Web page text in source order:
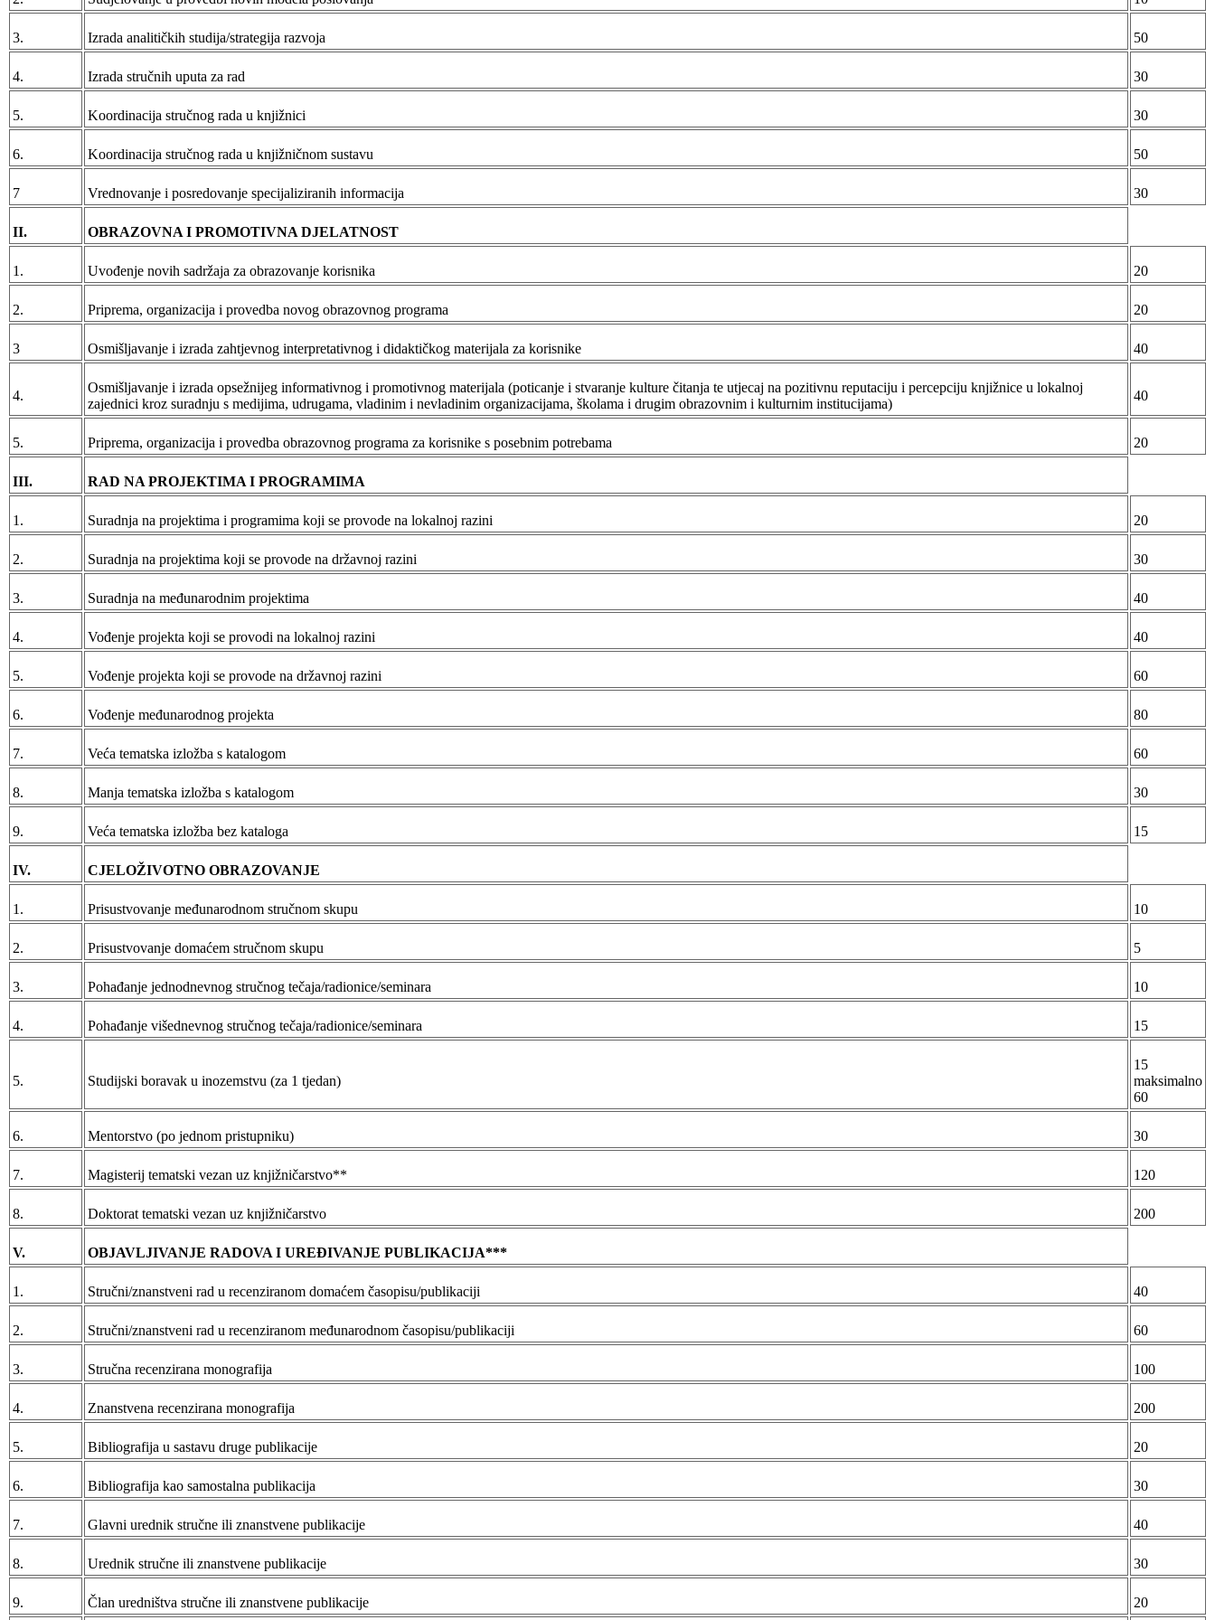
3. Izrada analitičkih studija/strategija razvoja 50
4. Izrada stručnih uputa za rad 30
5. Koordinacija stručnog rada u knjižnici 30
6. Koordinacija stručnog rada u knjižničnom sustavu 50
7 Vrednovanje i posredovanje specijaliziranih informacija 30
II. OBRAZOVNA I PROMOTIVNA DJELATNOST
1. Uvođenje novih sadržaja za obrazovanje korisnika 20
2. Priprema, organizacija i provedba novog obrazovnog programa 20
3 Osmišljavanje i izrada zahtjevnog interpretativnog i didaktičkog materijala za korisnike 40
4.
Osmišljavanje i izrada opsežnijeg informativnog i promotivnog materijala (poticanje i stvaranje kulture čitanja te utjecaj na pozitivnu reputaciju i percepciju knjižnice u lokalnoj
zajednici kroz suradnju s medijima, udrugama, vladinim i nevladinim organizacijama, školama i drugim obrazovnim i kulturnim institucijama)
40
5. Priprema, organizacija i provedba obrazovnog programa za korisnike s posebnim potrebama 20
III. RAD NA PROJEKTIMA I PROGRAMIMA
1. Suradnja na projektima i programima koji se provode na lokalnoj razini 20
2. Suradnja na projektima koji se provode na državnoj razini 30
3. Suradnja na međunarodnim projektima 40
4. Vođenje projekta koji se provodi na lokalnoj razini 40
5. Vođenje projekta koji se provode na državnoj razini 60
6. Vođenje međunarodnog projekta 80
7. Veća tematska izložba s katalogom 60
8. Manja tematska izložba s katalogom 30
9. Veća tematska izložba bez kataloga 15
IV. CJELOŽIVOTNO OBRAZOVANJE
1. Prisustvovanje međunarodnom stručnom skupu 10
2. Prisustvovanje domaćem stručnom skupu 5
3. Pohađanje jednodnevnog stručnog tečaja/radionice/seminara 10
4. Pohađanje višednevnog stručnog tečaja/radionice/seminara 15
5. Studijski boravak u inozemstvu (za 1 tjedan)
15
maksimalno
60
6. Mentorstvo (po jednom pristupniku) 30
7. Magisterij tematski vezan uz knjižničarstvo** 120
8. Doktorat tematski vezan uz knjižničarstvo 200
V. OBJAVLJIVANJE RADOVA I UREĐIVANJE PUBLIKACIJA***
1. Stručni/znanstveni rad u recenziranom domaćem časopisu/publikaciji 40
2. Stručni/znanstveni rad u recenziranom međunarodnom časopisu/publikaciji 60
3. Stručna recenzirana monografija 100
4. Znanstvena recenzirana monografija 200
5. Bibliografija u sastavu druge publikacije 20
6. Bibliografija kao samostalna publikacija 30
7. Glavni urednik stručne ili znanstvene publikacije 40
8. Urednik stručne ili znanstvene publikacije 30
9. Član uredništva stručne ili znanstvene publikacije 20